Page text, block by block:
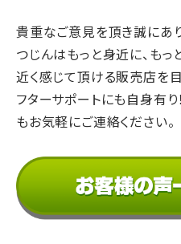
貴重なご意見を頂き誠にあ
つじんはもっと身近に、もっ
近く感じて頂ける販売店を目
フターサポートにも自身有り！
もお気軽にご連絡ください。